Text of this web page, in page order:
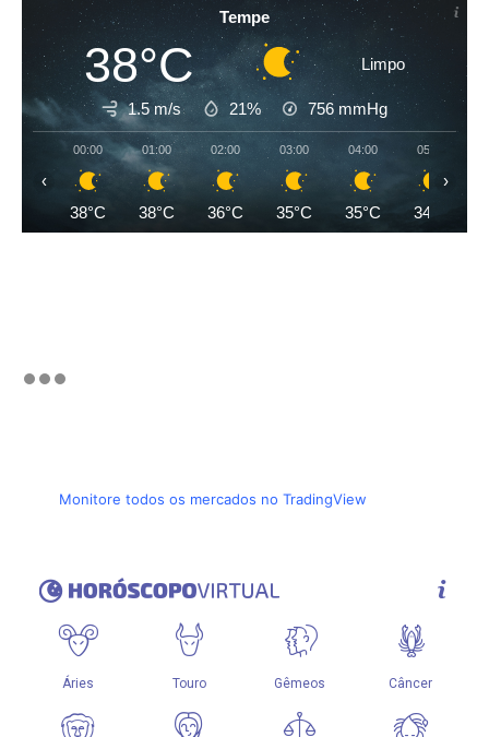
Tempe
38°C Limpo
1.5 m/s 21% 756 mmHg
00:00
38°C
01:00
38°C
02:00
36°C
03:00
35°C
04:00
35°C
05:00
34°C
‹ ›
Monitore todos os mercados no TradingView